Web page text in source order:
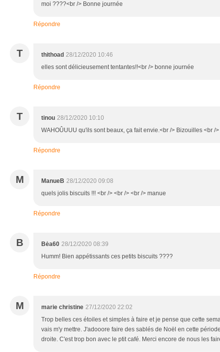
moi ????<br /> Bonne journée
Répondre
T thithoad 28/12/2020 10:46
elles sont délicieusement tentantes!!<br /> bonne journée
Répondre
T tinou 28/12/2020 10:10
WAHOÛUUU qu'ils sont beaux, ça fait envie.<br /> Bizouilles <br /
Répondre
M ManueB 28/12/2020 09:08
quels jolis biscuits !!! <br /> <br /> <br /> manue
Répondre
B Bėa60 28/12/2020 08:39
Humm! Bien appétissants ces petits biscuits ????
Répondre
M marie christine 27/12/2020 22:02
Trop belles ces étoiles et simples à faire et je pense que cette
vais m'y mettre. J'adooore faire des sablés de Noël en cette
droite. C'est trop bon avec le ptit café. Merci encore de nous les